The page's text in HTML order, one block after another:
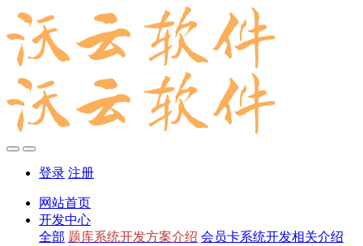
登录 注册
网站首页
开发中心
全部 题库系统开发方案介绍 会员卡系统开发相关介绍